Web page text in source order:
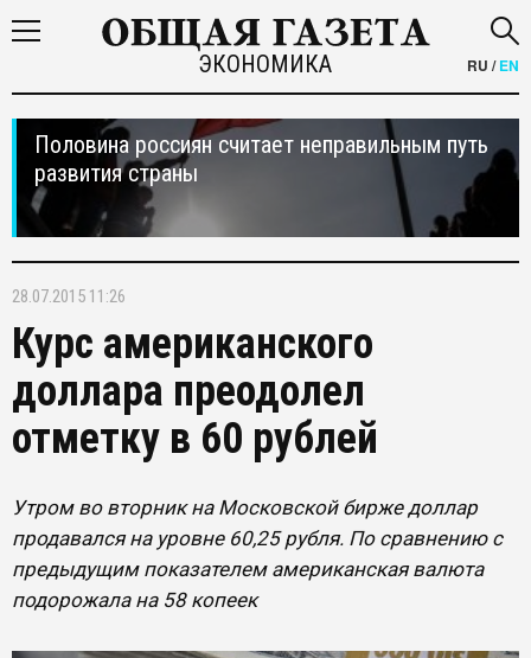
ЭКОНОМИКА RU /EN
Половина россиян считает неправильным путь
развития страны
28.07.2015 11:26
Курс американского
доллара преодолел
отметку в 60 рублей
Утром во вторник на Московской бирже доллар
продавался на уровне 60,25 рубля. По сравнению с
предыдущим показателем американская валюта
подорожала на 58 копеек